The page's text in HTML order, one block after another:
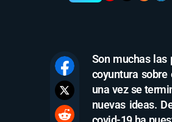
Son muchas las
coyuntura
una vez se
nuevas ideas.